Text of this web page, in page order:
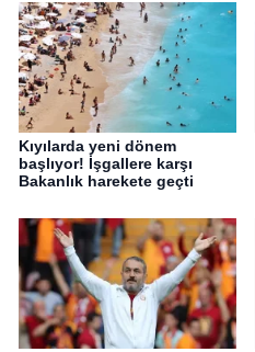
Kıyılarda yeni dönem
başlıyor! İşgallere karşı
Bakanlık harekete geçti